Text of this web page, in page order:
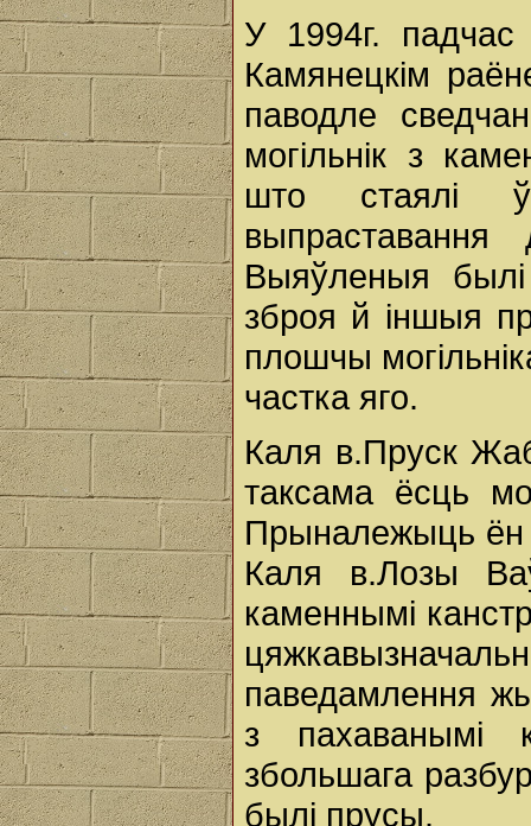
У 1994г.
Камянецкім
паводле
могільнік з
што стаялі ў
выпраставання
Выяўленыя
зброя й іншыя
плошчы
частка яго.
Каля в.Пруск
таксама ёсць
Прыналежыць ён
Каля в.Лозы
каменнымі
паведамлення
з пахаванымі
збольшага
былі прусы.